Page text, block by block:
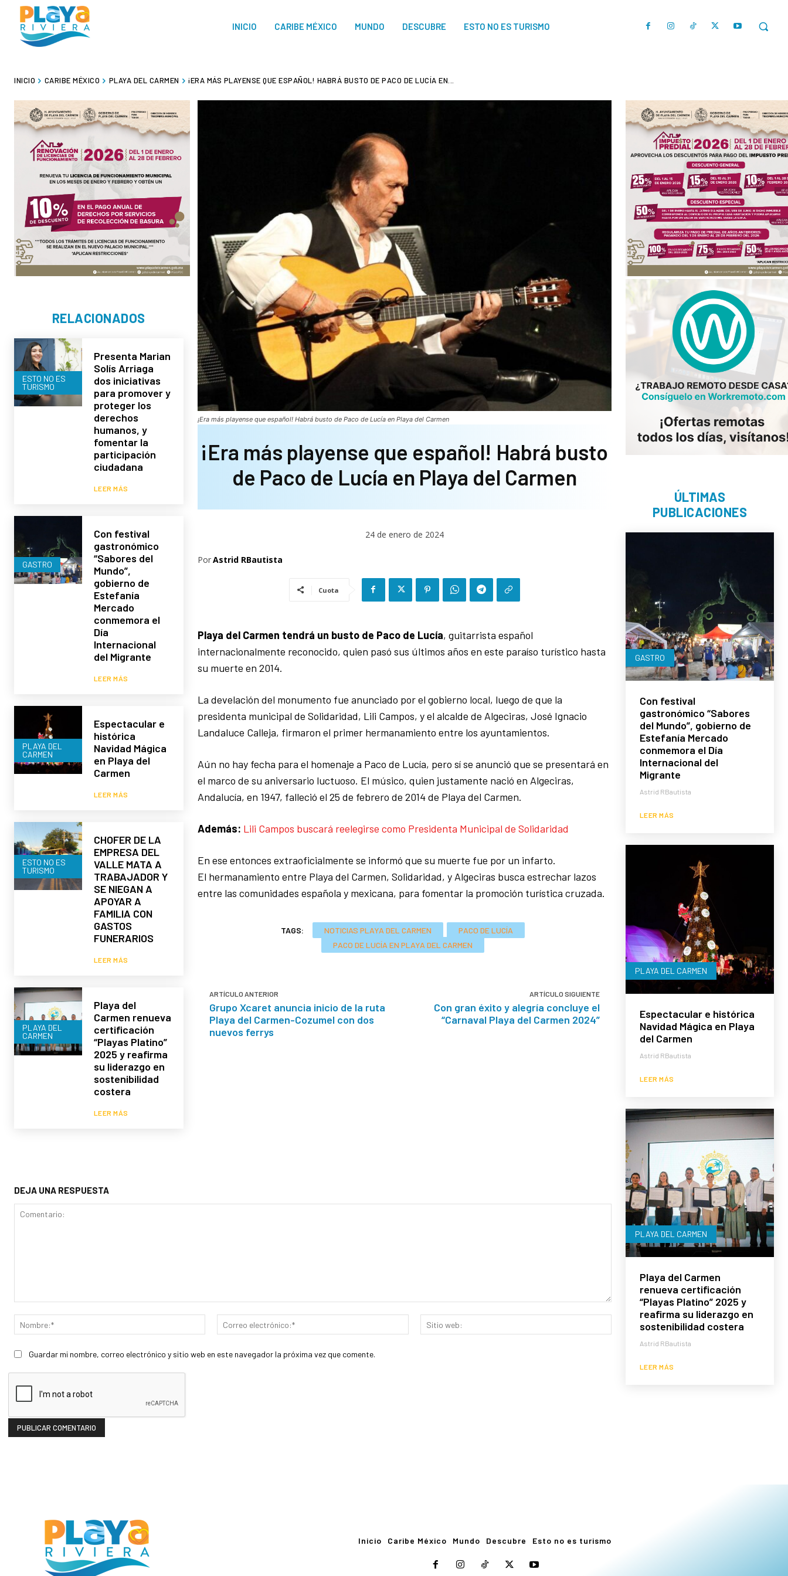
INICIO CARIBE MÉXICO MUNDO DESCUBRE ESTO NO ES TURISMO
INICIO CARIBE MÉXICO PLAYA DEL CARMEN ¡ERA MÁS PLAYENSE QUE ESPAÑOL! HABRÁ BUSTO DE PACO DE LUCÍA EN...
RELACIONADOS
ESTO NO ES
TURISMO
Presenta Marian
Solís Arriaga
dos iniciativas
para promover y
proteger los
derechos
humanos, y
fomentar la
participación
ciudadana
LEER MÁS
GASTRO
Con festival
gastronómico
“Sabores del
Mundo”,
gobierno de
Estefanía
Mercado
conmemora el
Día
Internacional
del Migrante
LEER MÁS
PLAYA DEL
CARMEN
Espectacular e
histórica
Navidad Mágica
en Playa del
Carmen
LEER MÁS
ESTO NO ES
TURISMO
CHOFER DE LA
EMPRESA DEL
VALLE MATA A
TRABAJADOR Y
SE NIEGAN A
APOYAR A
FAMILIA CON
GASTOS
FUNERARIOS
LEER MÁS
PLAYA DEL
CARMEN
Playa del
Carmen renueva
certificación
“Playas Platino”
2025 y reafirma
su liderazgo en
sostenibilidad
costera
LEER MÁS
¡Era más playense que español! Habrá busto de Paco de Lucía en Playa del Carmen
¡Era más playense que español! Habrá busto
de Paco de Lucía en Playa del Carmen
24 de enero de 2024
PorAstrid RBautista
Cuota
Playa del Carmen tendrá un busto de Paco de Lucía, guitarrista español
internacionalmente reconocido, quien pasó sus últimos años en este paraíso turístico hasta
su muerte en 2014.
La develación del monumento fue anunciado por el gobierno local, luego de que la
presidenta municipal de Solidaridad, Lili Campos, y el alcalde de Algeciras, José Ignacio
Landaluce Calleja, firmaron el primer hermanamiento entre los ayuntamientos.
Aún no hay fecha para el homenaje a Paco de Lucía, pero sí se anunció que se presentará en
el marco de su aniversario luctuoso. El músico, quien justamente nació en Algeciras,
Andalucía, en 1947, falleció el 25 de febrero de 2014 de Playa del Carmen.
Además: Lili Campos buscará reelegirse como Presidenta Municipal de Solidaridad
En ese entonces extraoficialmente se informó que su muerte fue por un infarto.
El hermanamiento entre Playa del Carmen, Solidaridad, y Algeciras busca estrechar lazos
entre las comunidades española y mexicana, para fomentar la promoción turística cruzada.
TAGS: NOTICIAS PLAYA DEL CARMEN
PACO DE LUCÍA
PACO DE LUCÍA EN PLAYA DEL CARMEN
ARTÍCULO ANTERIOR
Grupo Xcaret anuncia inicio de la ruta
Playa del Carmen-Cozumel con dos
nuevos ferrys
ARTÍCULO SIGUIENTE
Con gran éxito y alegría concluye el
“Carnaval Playa del Carmen 2024”
DEJA UNA RESPUESTA
Nombre:*
Correo
electrónico:*
web:
Guardar mi nombre, correo electrónico y sitio web en este navegador la próxima vez que comente.
ÚLTIMAS
PUBLICACIONES
GASTRO
Con festival
gastronómico “Sabores
del Mundo”, gobierno de
Estefanía Mercado
conmemora el Día
Internacional del
Migrante
Astrid RBautista
LEER MÁS
PLAYA DEL CARMEN
Espectacular e histórica
Navidad Mágica en Playa
del Carmen
Astrid RBautista
LEER MÁS
PLAYA DEL CARMEN
Playa del Carmen
renueva certificación
“Playas Platino” 2025 y
reafirma su liderazgo en
sostenibilidad costera
Astrid RBautista
LEER MÁS
Inicio Caribe México Mundo Descubre Esto no es turismo